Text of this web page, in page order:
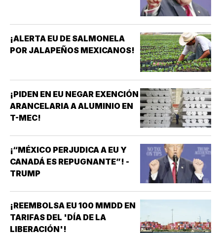
¡ALERTA EU DE SALMONELA
POR JALAPEÑOS MEXICANOS!
¡PIDEN EN EU NEGAR EXENCIÓN
ARANCELARIA A ALUMINIO EN
T-MEC!
¡“MÉXICO PERJUDICA A EU Y
CANADÁ ES REPUGNANTE”! -
TRUMP
¡REEMBOLSA EU 100 MMDD EN
TARIFAS DEL 'DÍA DE LA
LIBERACIÓN'!